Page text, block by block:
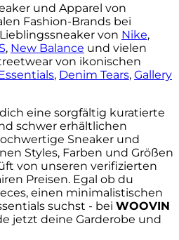
und Apparel von
Fashion-Brands bei
von Nike,
, New Balance und vielen
von ikonischen
, Denim Tears, Gallery
eine sorgfältig kuratierte
schwer erhältlichen
Sneaker und
Styles, Farben und Größen
von unseren verifizierten
Preisen. Egal ob du
einen minimalistischen
suchst - bei WOOVIN
jetzt deine Garderobe und